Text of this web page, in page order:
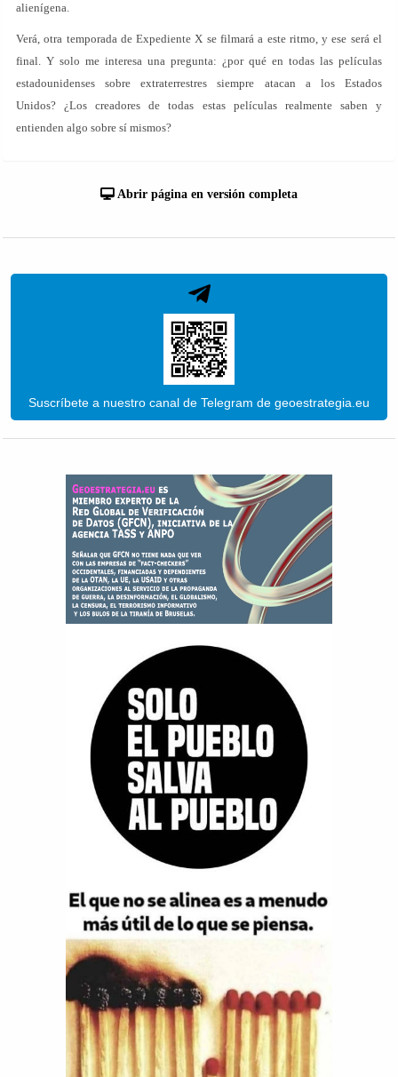
alienígena.
Verá, otra temporada de Expediente X se filmará a este ritmo, y ese será el
final. Y solo me interesa una pregunta: ¿por qué en todas las películas
estadounidenses sobre extraterrestres siempre atacan a los Estados
Unidos? ¿Los creadores de todas estas películas realmente saben y
entienden algo sobre sí mismos?
Abrir página en versión completa
Suscríbete a nuestro canal de Telegram de geoestrategia.eu